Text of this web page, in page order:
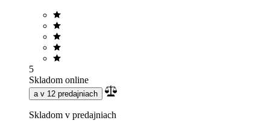
5
Skladom online
a v 12 predajniach
Skladom v predajniach